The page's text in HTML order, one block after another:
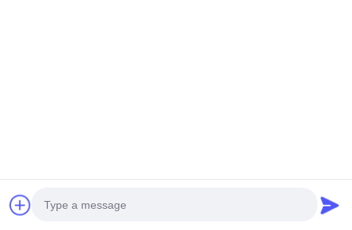
cấp. 2025-2026 Guangzhou Shicheng Technology Co., Ltd. Tất
cả các quyền được bảo lưu.